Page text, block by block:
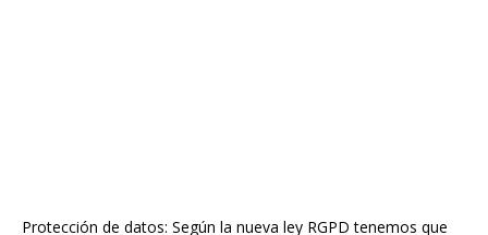
Protección de datos: Según la nueva ley RGPD tenemos que